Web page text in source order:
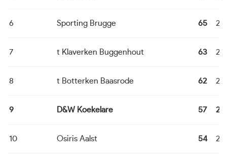
6 Sporting Brugge 65 22
7 t Klaverken Buggenhout 63 22
8 t Botterken Baasrode 62 22
9 D&W Koekelare 57 22
10 Osiris Aalst 54 22